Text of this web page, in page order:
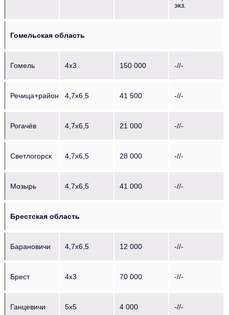
экз.
Гомельская область
Гомель 4х3 150 000 -//-
Речица+район 4,7х6,5 41 500 -//-
Рогачёв 4,7х6,5 21 000 -//-
Светлогорск 4,7х6,5 28 000 -//-
Мозырь 4,7х6,5 41 000 -//-
Брестская область
Барановичи 4,7х6,5 12 000 -//-
Брест 4х3 70 000 -//-
Ганцевичи 5х5 4 000 -//-